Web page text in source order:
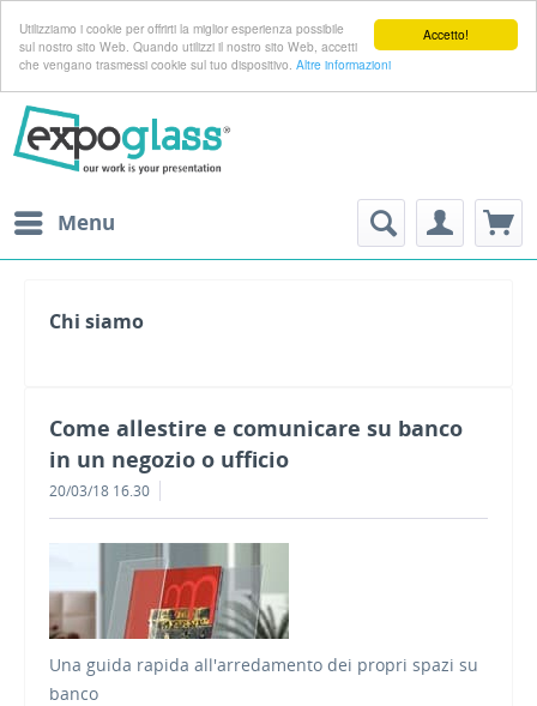
Accetto!
Utilizziamo i cookie per offrirti la miglior esperienza possibile
sul nostro sito Web. Quando utilizzi il nostro sito Web, accetti
che vengano trasmessi cookie sul tuo dispositivo. Altre informazioni
Menu
Chi siamo
Come allestire e comunicare su banco
in un negozio o ufficio
20/03/18 16.30
Una guida rapida all'arredamento dei propri spazi su
banco